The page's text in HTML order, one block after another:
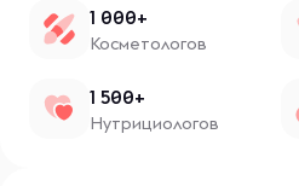
1 000+
Косметологов
1 500+
Нутрициологов